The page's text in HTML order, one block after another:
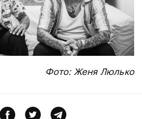
Фото: Женя Люлько